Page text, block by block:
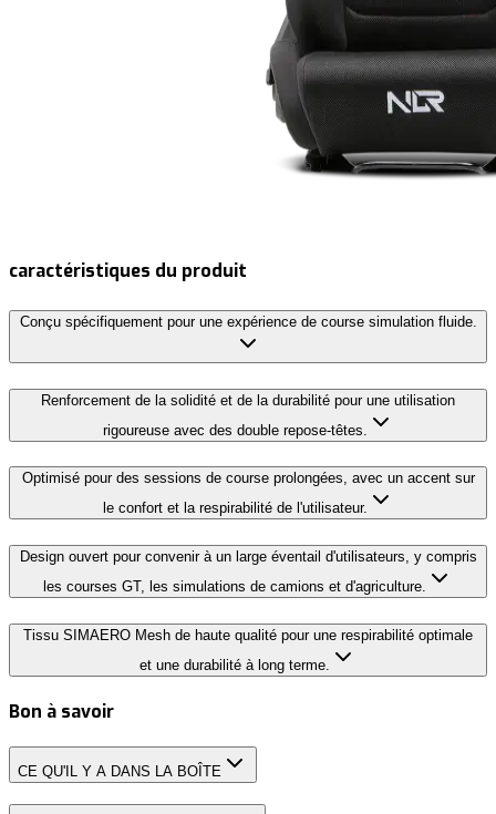
caractéristiques du produit
Conçu spécifiquement pour une expérience de course simulation fluide.
Renforcement de la solidité et de la durabilité pour une utilisation
rigoureuse avec des double repose-têtes.
Optimisé pour des sessions de course prolongées, avec un accent sur
le confort et la respirabilité de l'utilisateur.
Design ouvert pour convenir à un large éventail d'utilisateurs, y compris
les courses GT, les simulations de camions et d'agriculture.
Tissu SIMAERO Mesh de haute qualité pour une respirabilité optimale
et une durabilité à long terme.
Bon à savoir
CE QU'IL Y A DANS LA BOÎTE